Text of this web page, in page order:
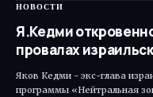
НОВОСТИ
Я.Кедми
провалах
Яков Кедми - экс-глава
программы «Нейтральная